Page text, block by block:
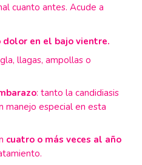
cuanto antes. Acude a
en el bajo vientre.
llagas, ampollas o
: tanto la candidiasis
manejo especial en esta
cuatro o más veces al año